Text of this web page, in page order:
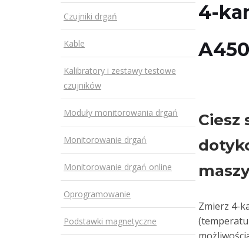
Czujniki drgań
Kable
Kalibratory i zestawy testowe
czujników
Moduły monitorowania drgań
Monitorowanie drgań
Monitorowanie drgań online
Oprogramowanie
Podstawki magnetyczne
4-
Ciesz
Zmierz 4-